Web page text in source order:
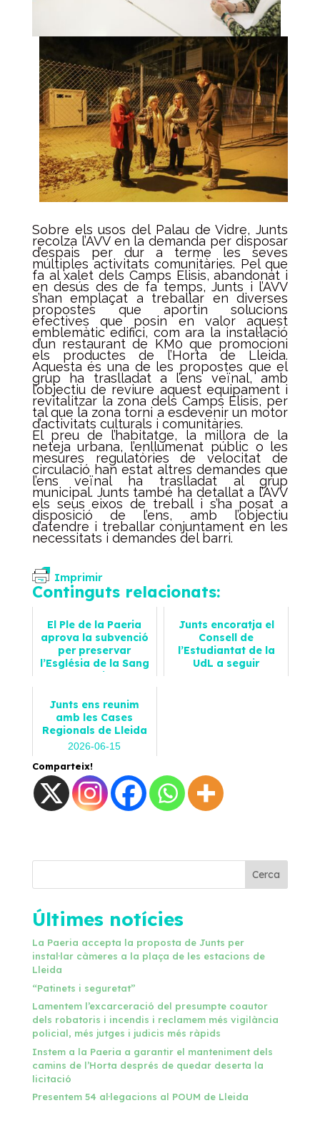
Sobre els usos del Palau de Vidre, Junts
recolza l’AVV en la demanda per disposar
d’espais per dur a terme les seves
múltiples activitats comunitàries. Pel que
fa al xalet dels Camps Elisis, abandonat i
en desús des de fa temps, Junts i l’AVV
s’han emplaçat a treballar en diverses
propostes que aportin solucions
efectives que posin en valor aquest
emblemàtic edifici, com ara la instal·lació
d’un restaurant de KM0 que promocioni
els productes de l’Horta de Lleida.
Aquesta és una de les propostes que el
grup ha traslladat a l’ens veïnal, amb
l’objectiu de reviure aquest equipament i
revitalitzar la zona dels Camps Elisis, per
tal que la zona torni a esdevenir un motor
d’activitats culturals i comunitàries.
El preu de l’habitatge, la millora de la
neteja urbana, l’enllumenat públic o les
mesures regulatòries de velocitat de
circulació han estat altres demandes que
l’ens veïnal ha traslladat al grup
municipal. Junts també ha detallat a l’AVV
els seus eixos de treball i s’ha posat a
disposició de l’ens, amb l’objectiu
d’atendre i treballar conjuntament en les
necessitats i demandes del barri.
Imprimir
Continguts relacionats:
El Ple de la Paeria
aprova la subvenció
per preservar
l’Església de la Sang
de Lleida
Notícies
Junts encoratja el
Consell de
l’Estudiantat de la
UdL a seguir
Junts ens reunim
amb les Cases
Regionals de Lleida
2026-06-15
Notícies
Comparteix!
Cerca
Últimes notícies
La Paeria accepta la proposta de Junts per
instal·lar càmeres a la plaça de les estacions de
Lleida
“Patinets i seguretat”
Lamentem l’excarceració del presumpte coautor
dels robatoris i incendis i reclamem més vigilància
policial, més jutges i judicis més ràpids
Instem a la Paeria a garantir el manteniment dels
camins de l’Horta després de quedar deserta la
licitació
Presentem 54 al·legacions al POUM de Lleida